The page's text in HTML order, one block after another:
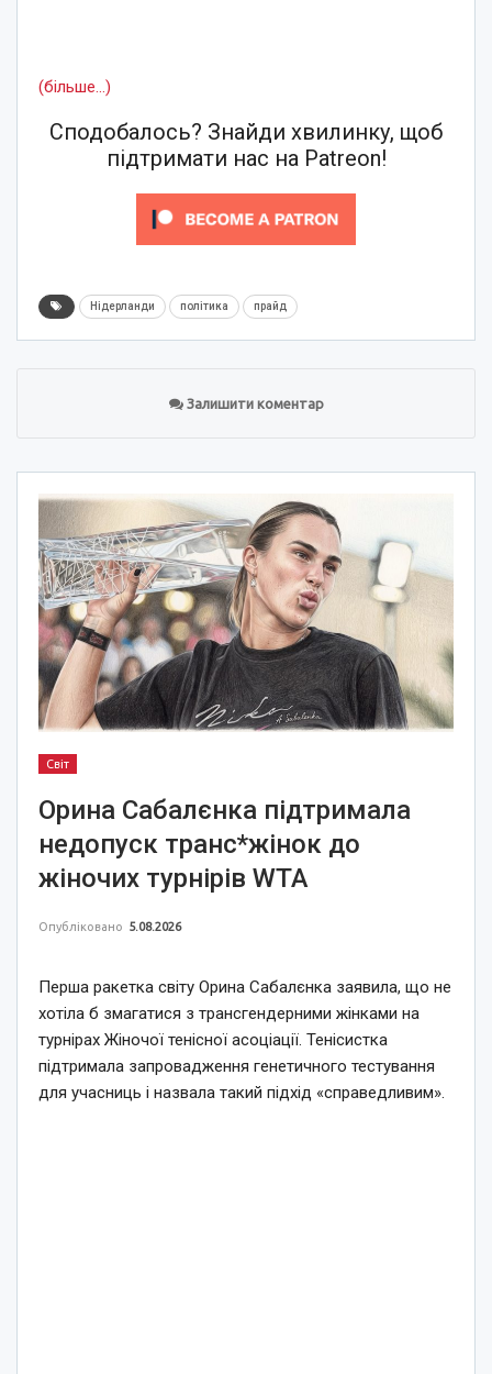
(більше…)
Сподобалось? Знайди хвилинку, щоб
підтримати нас на Patreon!
Нідерланди політика прайд
Залишити коментар
Світ
Орина Сабалєнка підтримала
недопуск транс*жінок до
жіночих турнірів WTA
Опубліковано 5.08.2026
Перша ракетка світу Орина Сабалєнка заявила, що не
хотіла б змагатися з трансгендерними жінками на
турнірах Жіночої тенісної асоціації. Тенісистка
підтримала запровадження генетичного тестування
для учасниць і назвала такий підхід «справедливим».